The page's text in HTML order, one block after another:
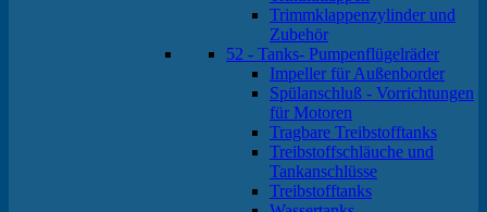
Trimmklappenzylinder und
Zubehör
52 - Tanks- Pumpenflügelräder
Impeller für Außenborder
Spülanschluß - Vorrichtungen
für Motoren
Tragbare Treibstofftanks
Treibstoffschläuche und
Tankanschlüsse
Treibstofftanks